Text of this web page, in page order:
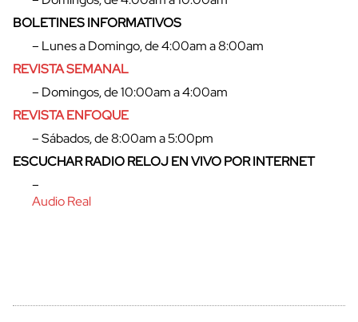
BOLETINES INFORMATIVOS
– Lunes a Domingo, de 4:00am a 8:00am
REVISTA SEMANAL
– Domingos, de 10:00am a 4:00am
REVISTA ENFOQUE
– Sábados, de 8:00am a 5:00pm
ESCUCHAR RADIO RELOJ EN VIVO POR INTERNET
–
Audio Real